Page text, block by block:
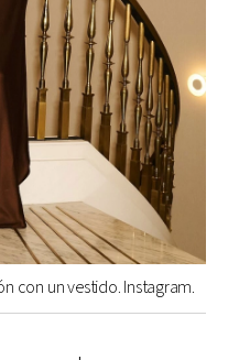
con un vestido. Instagram.